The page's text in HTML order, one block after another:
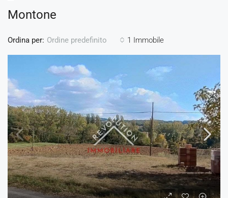
Montone
1 Immobile
Ordina per: Ordine predefinito